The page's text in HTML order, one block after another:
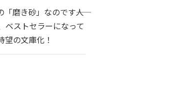
磨き砂」なのです――人
ベストセラーになって
の文庫化！